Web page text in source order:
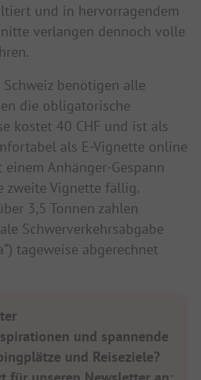
und in hervorragendem
verlangen dennoch volle
benötigen alle
die obligatorische
kostet 40 CHF und ist als
als E-Vignette online
Anhänger-Gespann
zweite Vignette fällig.
3,5 Tonnen zahlen
Schwerverkehrsabgabe
tageweise abgerechnet
und spannende
und Reiseziele?